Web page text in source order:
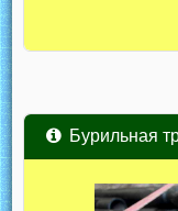
Бурильная